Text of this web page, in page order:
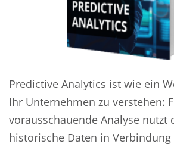
Predictive Analytics ist wie ein
Ihr Unternehmen zu verstehen:
vorausschauende Analyse nutzt
historische Daten in